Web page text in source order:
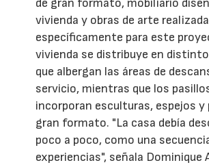
de gran formato, mobiliario
vivienda y obras de arte
específicamente para este
vivienda se distribuye en
que albergan las áreas de
servicio, mientras que los
incorporan esculturas, espejos y
gran formato. "La casa debía
poco a poco, como una
experiencias", señala Dominique